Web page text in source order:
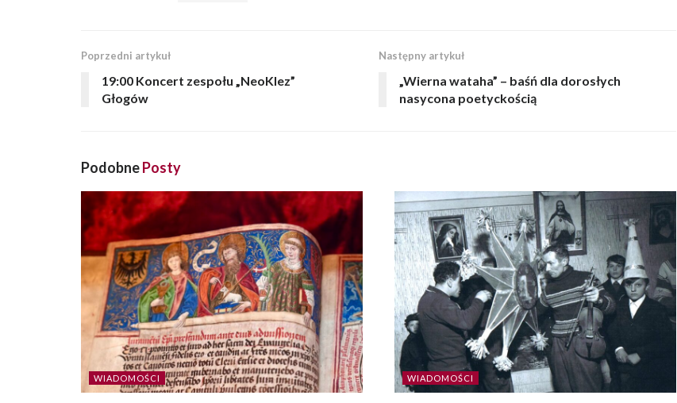
Poprzedni artykuł
19:00 Koncert zespołu „NeoKlez”
Głogów
Następny artykuł
„Wierna wataha” – baśń dla dorosłych
nasycona poetyckością
PodobnePosty
WIADOMOŚCI WIADOMOŚCI